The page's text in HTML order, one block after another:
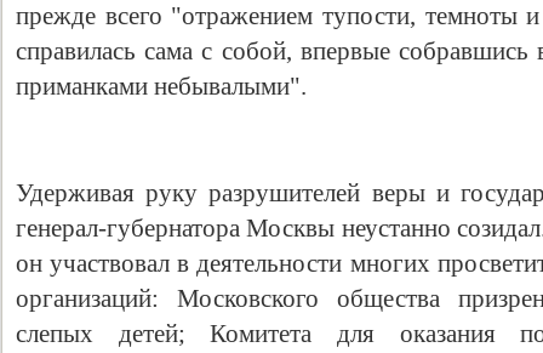
прежде всего "отражением тупости, темноты
справилась сама с собой, впервые
приманками небывалыми".
Удерживая руку разрушителей веры и
генерал-губернатора Москвы неустанно
он участвовал в деятельности многих
организаций: Московского общества
слепых детей; Комитета для оказания